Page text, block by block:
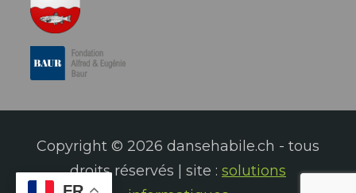
Copyright © 2026 dansehabile.ch - tous
droits réservés | site : solutions